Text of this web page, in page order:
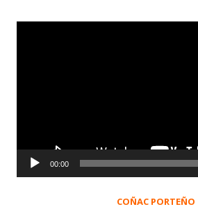
00:00
COÑAC PORTEÑO